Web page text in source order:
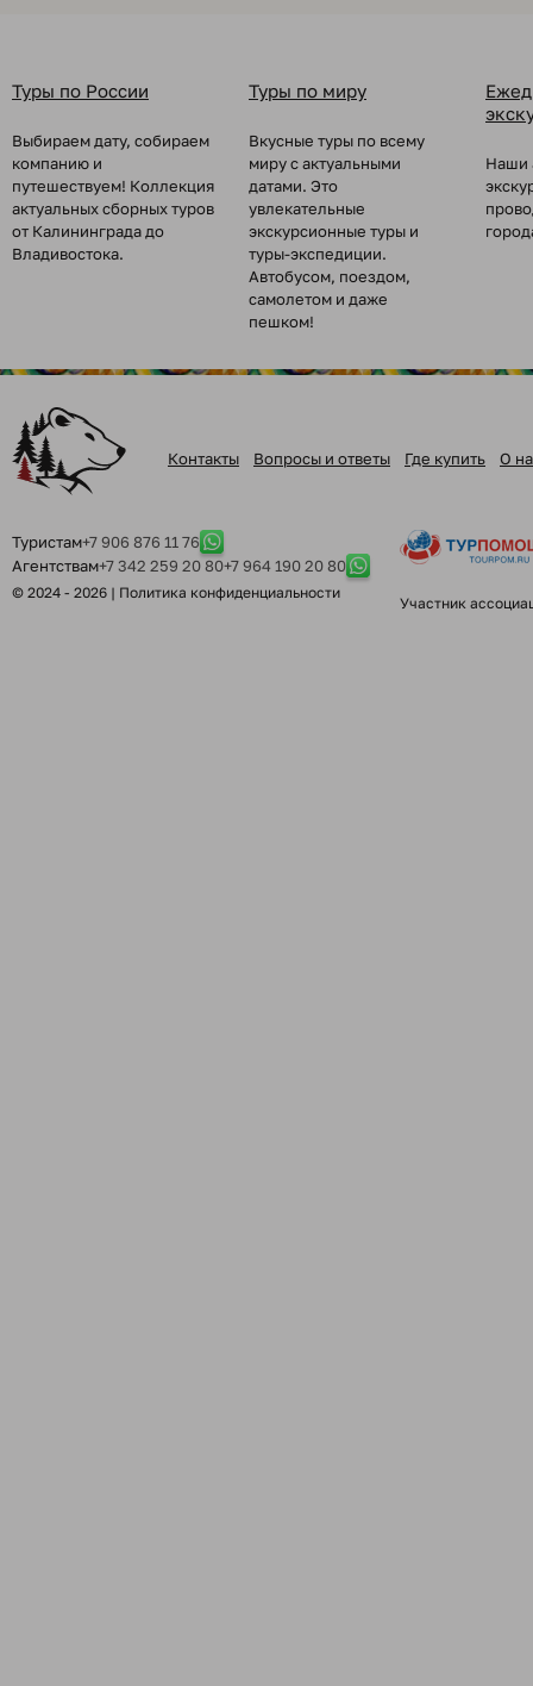
Туры по России
Выбираем дату, собираем
компанию и
путешествуем! Коллекция
актуальных сборных туров
от Калининграда до
Владивостока.
Туры по миру
Вкусные туры по всему
миру с актуальными
датами. Это
увлекательные
экскурсионные туры и
туры-экспедиции.
Автобусом, поездом,
самолетом и даже
пешком!
Наши
Контакты Вопросы и ответы Где купить О
Туристам+7 906 876 11 76
Агентствам+7 342 259 20 80+7 964 190 20 80
© 2024 - 2026 | Политика конфиденциальности
Участник